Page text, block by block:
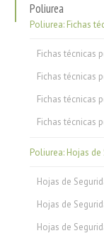
Poliurea
Poliurea: Fichas
Fichas técnicas
Fichas técnicas
Fichas técnicas
Fichas técnicas
Poliurea: Hojas de
Hojas de
Hojas de
Hojas de